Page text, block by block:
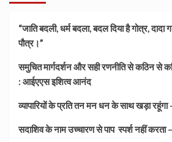
“जाति बदली, धर्म बदला, बदल दिया है गोत्र, दादा
पौत्र।”
समुचित मार्गदर्शन और सही रणनीति से कठिन से
: आईएएस इशित्व आनंद
व्यापारियों के प्रति तन मन धन के साथ खड़ा रहूंगा
सदाशिव के नाम उच्चारण से पाप स्पर्श नहीं